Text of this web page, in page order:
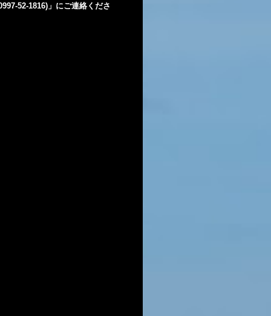
52-1816)」にご連絡くださ